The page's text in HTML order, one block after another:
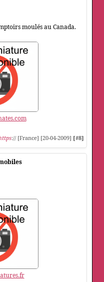
moulés au Canada.
:// [France] [20-04-2009] [#8]